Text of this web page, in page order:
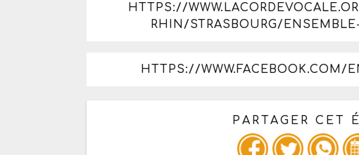
HTTPS://
RHIN/STRASBOURG/
HTTPS://WWW.FACEBOOK.COM/
PARTAGER CET